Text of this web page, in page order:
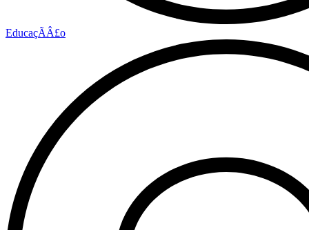
EducaçÃÂ£o